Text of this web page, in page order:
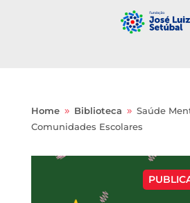
Home 9 Biblioteca 9 Saúde
Comunidades Escolares